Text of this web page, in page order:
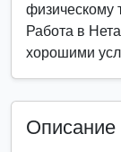
физическому
Работа в
хорошими
Описание